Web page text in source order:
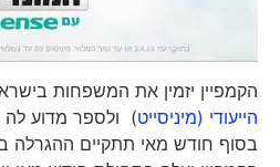
הקמפיין יזמין את המשפחות בישראל
הייעודי (מיניסייט) ולספר מדוע לה
בסוף חודש מאי תתקיים ההגרלה